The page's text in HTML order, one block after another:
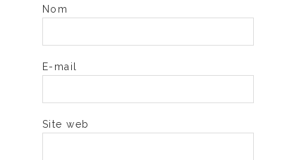
Nom
E-mail
Site web